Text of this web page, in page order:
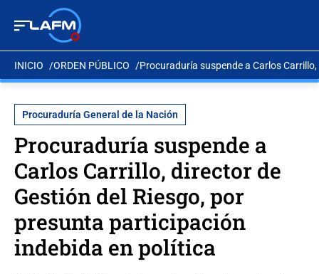
INICIO ORDEN PÚBLICO Procuraduría suspende a Carlos
Procuraduría General de la Nación
Procuraduría suspende a
Carlos Carrillo, director de
Gestión del Riesgo, por
presunta participación
indebida en política